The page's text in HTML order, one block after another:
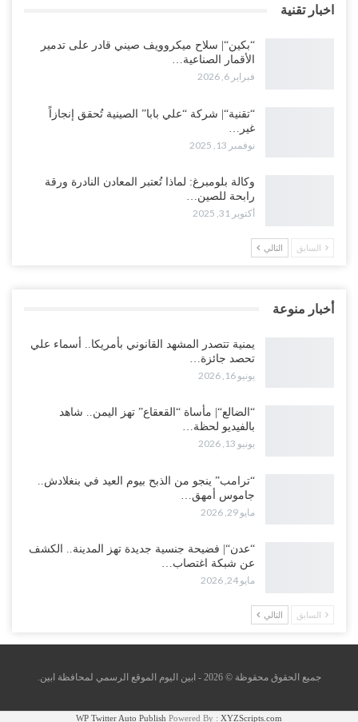
اخبار تقنية
“بكين“| سلاح ميكروويف صيني قادر على تدمير
الأقمار الصناعية…
فبراير 6, 2026
“تقنية“| شركة “علي بابا” الصينية تُحقق إنجازاً
غير…
نوفمبر 13, 2025
وكالة بلومبرغ: لماذا تُعتبر المعادن النادرة ورقة
رابحة للصين…
أكتوبر 31, 2025
السابق التالي
أخبار منوعة
يمنية تتصدر المشهد القانوني بأمريكا.. أسماء علي
تحصد جائزة…
يونيو 16, 2026
“الضالع“| مأساة “القعقاع” تهز اليمن.. شاهد
بالفيديو لحظة…
يونيو 13, 2026
“ترامب” ينجو من الذبح بيوم العيد في بنغلادش..
جاموس أمهق…
مايو 29, 2026
“عدن“| فضيحة جنسية جديدة تهز المدينة.. الكشف
عن شبكة اغتصاب…
مايو 24, 2026
السابق التالي
جميع الحقوق محقوظة © 2026 - ابين اليوم الموقع الرسمي لمحافظة ابين.
WP Twitter Auto Publish Powered By : XYZScripts.com